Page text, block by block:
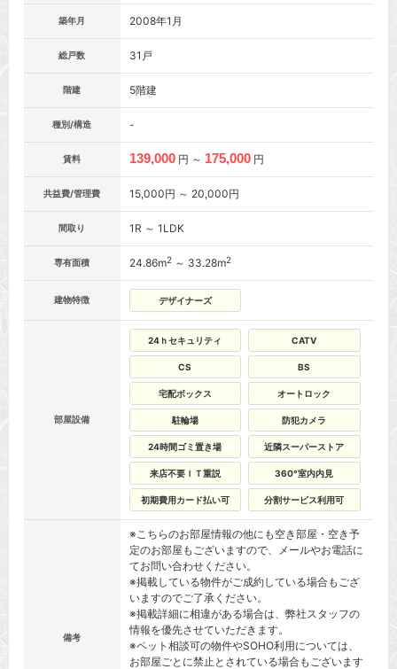
築年月 2008年1月
総戸数 31戸
階建 5階建
種別/構造 -
賃料 139,000 円 ～ 175,000 円
共益費/管理費 15,000円 ～ 20,000円
間取り 1R ～ 1LDK
専有面積 24.86m2～ 33.28m2
建物特徴 デザイナーズ
部屋設備
24ｈセキュリティ CATV
CS BS
宅配ボックス オートロック
駐輪場 防犯カメラ
24時間ゴミ置き場 近隣スーパーストア
来店不要ＩＴ重説 360°室内内見
初期費用カード払い可 分割サービス利用可
備考
※こちらのお部屋情報の他にも空き部屋・空き予
定のお部屋もございますので、メールやお電話に
てお問い合わせください。
※掲載している物件がご成約している場合もござ
いますのでご了承ください。
※掲載詳細に相違がある場合は、弊社スタッフの
情報を優先させていただきます。
※ペット相談可の物件やSOHO利用については、
お部屋ごとに禁止とされている場合もございます